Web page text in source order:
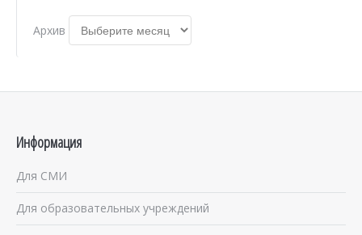
Архив
Информация
Для СМИ
Для образовательных учреждений